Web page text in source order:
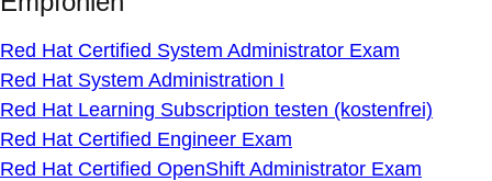
Red Hat Certified System Administrator Exam
Red Hat System Administration I
Red Hat Learning Subscription testen (kostenfrei)
Red Hat Certified Engineer Exam
Red Hat Certified OpenShift Administrator Exam